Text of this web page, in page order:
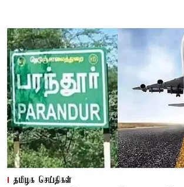
தமிழக செய்திகள்